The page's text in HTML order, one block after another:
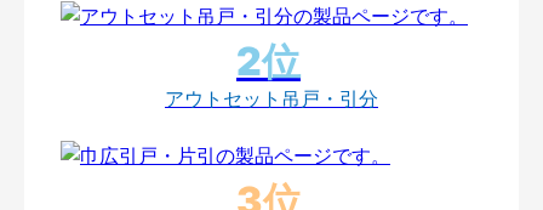
アウトセット吊戸・引分